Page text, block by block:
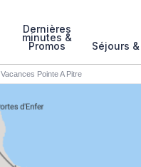
Dernières
minutes &
Promos Séjours
Vacances Pointe A Pitre